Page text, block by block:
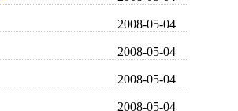
2008-05-04
2008-05-04
2008-05-04
2008-05-04